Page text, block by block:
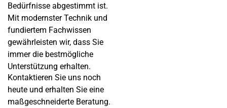
Bedürfnisse abgestimmt ist.
Mit modernster Technik und
fundiertem Fachwissen
gewährleisten wir, dass Sie
immer die bestmögliche
Unterstützung erhalten.
Kontaktieren Sie uns noch
heute und erhalten Sie eine
maßgeschneiderte Beratung.